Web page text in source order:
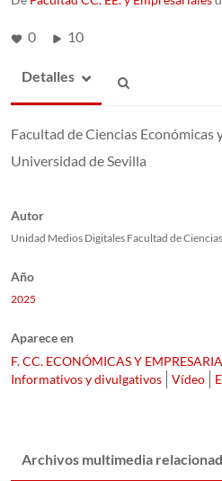
0 10
Detalles
Facultad de Ciencias Económicas
Universidad de Sevilla
Autor
Unidad Medios Digitales Facultad de
Año
2025
Aparece en
F. CC. ECONÓMICAS Y
Informativos y divulgativos
Vídeo
Archivos multimedia